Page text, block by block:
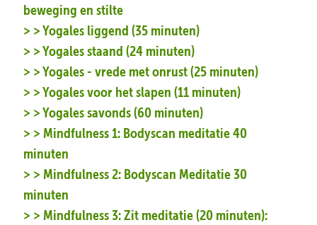
beweging en stilte
> > Yogales liggend (35 minuten)
> > Yogales staand (24 minuten)
> > Yogales - vrede met onrust (25 minuten)
> > Yogales voor het slapen (11 minuten)
> > Yogales savonds (60 minuten)
> > Mindfulness 1: Bodyscan meditatie 40
minuten
> > Mindfulness 2: Bodyscan Meditatie 30
minuten
> > Mindfulness 3: Zit meditatie (20 minuten):